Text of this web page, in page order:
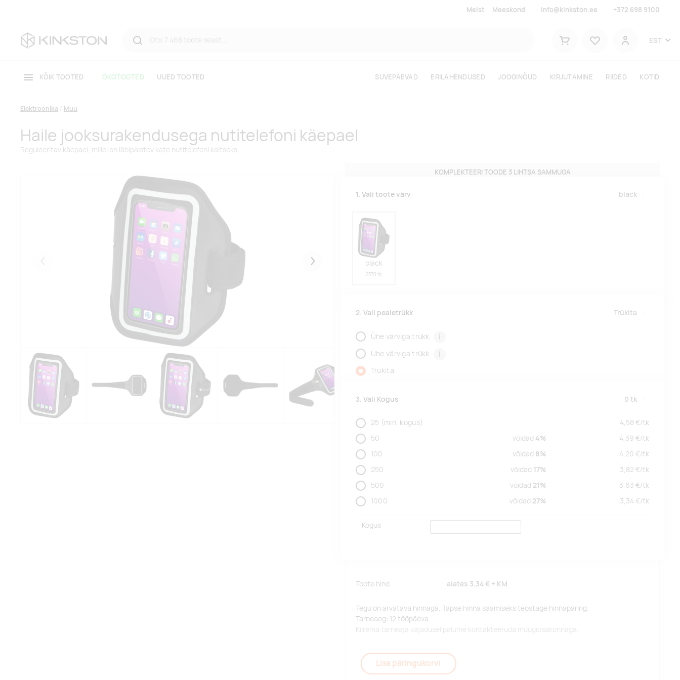
Meist Meeskond info@kinkston.ee +372 698 9100
Ostukorv
Kasutaja
EST
KÕIK TOOTED ÖKOTOOTED UUED TOOTED SUVEPÄEVAD ERILAHENDUSED JOOGINÕUD KIRJUTAMINE RIIDED KOTID
Elektroonika Muu
Haile jooksurakendusega nutitelefoni käepael
Reguleeritav käepael, millel on läbipaistev kate nutitelefoni kaitseks.
Järgmised
KOMPLEKTEERI TOODE 3 LIHTSA SAMMUGA
1. Vali toote värv black
black
2370 tk
2. Vali pealetrükk Trükita
Ühe värviga trükk i
Ühe värviga trükk i
Trükita
3. Vali Kogus 0 tk
25 (min. kogus) 4,58 €/tk
50
võidad 4% 4,39 €/tk
100
võidad 8% 4,20 €/tk
250
võidad 17% 3,82 €/tk
500
võidad 21% 3,63 €/tk
1000
võidad 27% 3,34 €/tk
Kogus
Toote hind alates 3,34 € + KM
Tegu on arvatava hinnaga. Täpse hinna saamiseks teostage hinnapäring.
Tarneaeg: 12 tööpäeva.
Kiirema tarneaja vajadusel palume kontakteeruda müügiosakonnaga.
Lisa päringukorvi